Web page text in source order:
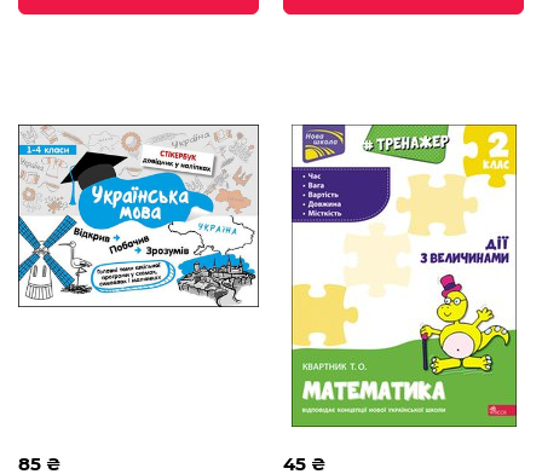
85 ₴ 45 ₴